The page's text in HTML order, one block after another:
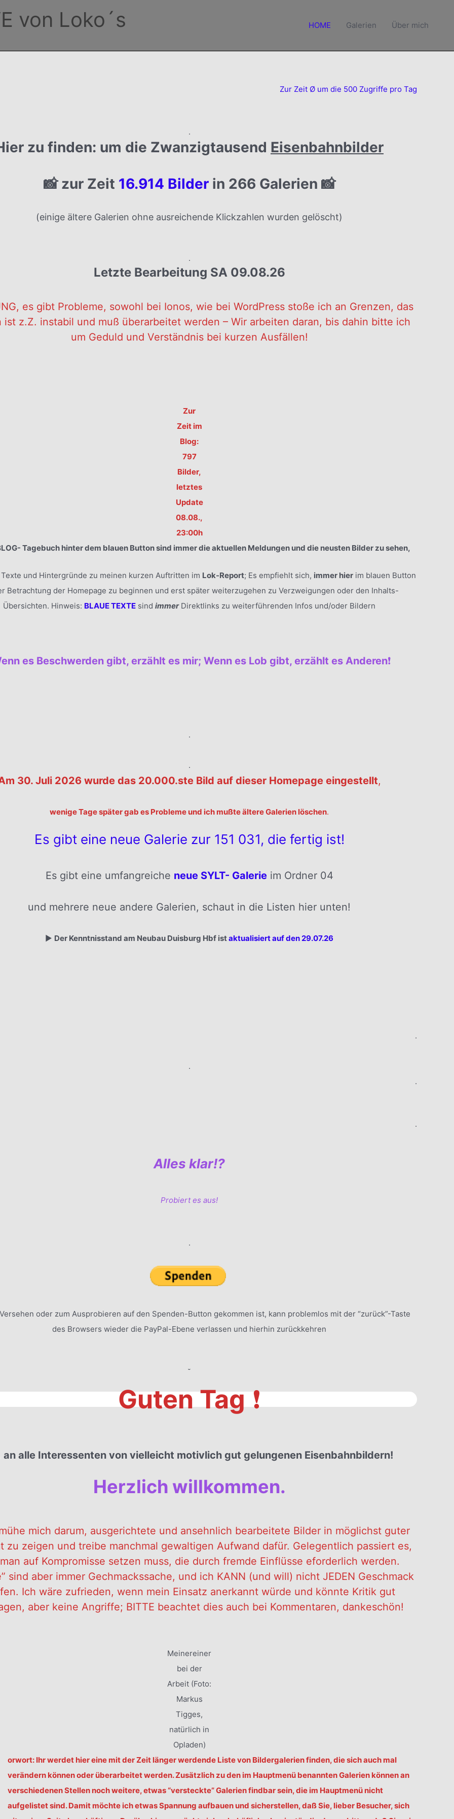
von Loko´s HOME Galerien Über mich
Zur Zeit Ø um die 500 Zugriffe pro Tag
.
zu finden: um die Zwanzigtausend Eisenbahnbilder
📸 zur Zeit 16.914 Bilderin 266 Galerien 📸
(einige ältere Galerien ohne ausreichende Klickzahlen wurden gelöscht)
.
Letzte Bearbeitung SA 09.08.26
es gibt Probleme, sowohl bei Ionos, wie bei WordPress stoße ich an Grenzen, das
ist z.Z. instabil und muß überarbeitet werden – Wir arbeiten daran, bis dahin bitte ich
um Geduld und Verständnis bei kurzen Ausfällen!
Zur
Zeit im
Blog:
797
Bilder,
letztes
Update
08.08.,
23:00h
Tagebuch hinter dem blauen Button sind immer die aktuellen Meldungen und die neusten Bilder zu sehen,
und Hintergründe zu meinen kurzen Auftritten im Lok-Report; Es empfiehlt sich, immer hierim blauen Button
Betrachtung der Homepage zu beginnen und erst später weiterzugehen zu Verzweigungen oder den Inhalts-
Übersichten. Hinweis: BLAUE TEXTE sind immerDirektlinks zu weiterführenden Infos und/oder Bildern
es Beschwerden gibt, erzählt es mir; Wenn es Lob gibt, erzählt es Anderen❗️
.
.
30. Juli 2026 wurde das 20.000.ste Bild auf dieser Homepage eingestellt,
wenige Tage später gab es Probleme und ich mußte ältere Galerien löschen.
Es gibt eine neue Galerie zur 151 031, die fertig ist!
Es gibt eine umfangreiche neue SYLT- Galerieim Ordner 04
und mehrere neue andere Galerien, schaut in die Listen hier unten!
▶️ Der Kenntnisstand am Neubau Duisburg Hbf istaktualisiert auf den 29.07.26
.
.
.
.
Alles klar!?
Probiert es aus!
.
oder zum Ausprobieren auf den Spenden-Button gekommen ist, kann problemlos mit der “zurück”-Taste
des Browsers wieder die PayPal-Ebene verlassen und hierhin zurückkehren
˘
Guten Tag❗️
an alle Interessenten von vielleicht motivlich gut gelungenen Eisenbahnbildern!
Herzlich willkommen.
mich darum, ausgerichtete und ansehnlich bearbeitete Bilder in möglichst guter
zu zeigen und treibe manchmal gewaltigen Aufwand dafür. Gelegentlich passiert es,
auf Kompromisse setzen muss, die durch fremde Einflüsse eforderlich werden.
sind aber immer Gechmackssache, und ich KANN (und will) nicht JEDEN Geschmack
Ich wäre zufrieden, wenn mein Einsatz anerkannt würde und könnte Kritik gut
aber keine Angriffe; BITTE beachtet dies auch bei Kommentaren, dankeschön!
Meinereiner
bei der
Arbeit (Foto:
Markus
Tigges,
natürlich in
Opladen)
orwort: Ihr werdet hier eine mit der Zeit länger werdende Liste von Bildergalerien finden, die sich auch mal
verändern können oder überarbeitet werden. Zusätzlich zu den im Hauptmenü benannten Galerien können an
verschiedenen Stellen noch weitere, etwas “versteckte” Galerien findbar sein, die im Hauptmenü nicht
aufgelistet sind. Damit möchte ich etwas Spannung aufbauen und sicherstellen, daß Sie, lieber Besucher, sich